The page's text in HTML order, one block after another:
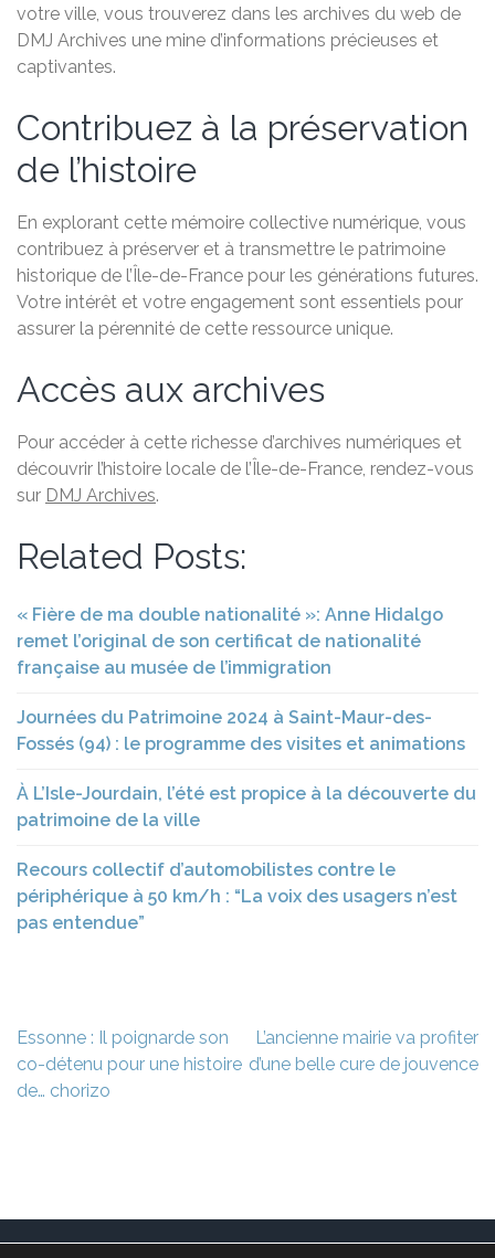
votre ville, vous trouverez dans les archives du web de
DMJ Archives une mine d’informations précieuses et
captivantes.
Contribuez à la préservation
de l’histoire
En explorant cette mémoire collective numérique, vous
contribuez à préserver et à transmettre le patrimoine
historique de l’Île-de-France pour les générations futures.
Votre intérêt et votre engagement sont essentiels pour
assurer la pérennité de cette ressource unique.
Accès aux archives
Pour accéder à cette richesse d’archives numériques et
découvrir l’histoire locale de l’Île-de-France, rendez-vous
sur DMJ Archives.
Related Posts:
« Fière de ma double nationalité »: Anne Hidalgo
remet l’original de son certificat de nationalité
française au musée de l’immigration
Journées du Patrimoine 2024 à Saint-Maur-des-
Fossés (94) : le programme des visites et animations
À L’Isle-Jourdain, l’été est propice à la découverte du
patrimoine de la ville
Recours collectif d’automobilistes contre le
périphérique à 50 km/h : “La voix des usagers n’est
pas entendue”
Navigation
de
l’article
Essonne : Il poignarde son
co-détenu pour une histoire
de… chorizo
L’ancienne mairie va profiter
d’une belle cure de jouvence